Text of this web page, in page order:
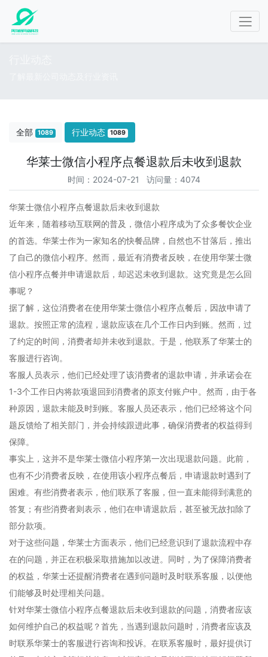
全部 1089 行业动态 1089
华莱士微信小程序点餐退款后未收到退款
时间：2024-07-21 访问量：4074
华莱士微信小程序点餐退款后未收到退款
近年来，随着移动互联网的普及，微信小程序成为了众多餐饮企业
的首选。华莱士作为一家知名的快餐品牌，自然也不甘落后，推出
了自己的微信小程序。然而，最近有消费者反映，在使用华莱士微
信小程序点餐并申请退款后，却迟迟未收到退款。这究竟是怎么回
事呢？
据了解，这位消费者在使用华莱士微信小程序点餐后，因故申请了
退款。按照正常的流程，退款应该在几个工作日内到账。然而，过
了约定的时间，消费者却并未收到退款。于是，他联系了华莱士的
客服进行咨询。
客服人员表示，他们已经处理了该消费者的退款申请，并承诺会在
1-3个工作日内将款项退回到消费者的原支付账户中。然而，由于各
种原因，退款未能及时到账。客服人员还表示，他们已经将这个问
题反馈给了相关部门，并会持续跟进此事，确保消费者的权益得到
保障。
事实上，这并不是华莱士微信小程序第一次出现退款问题。此前，
也有不少消费者反映，在使用该小程序点餐后，申请退款时遇到了
困难。有些消费者表示，他们联系了客服，但一直未能得到满意的
答复；有些消费者则表示，他们在申请退款后，甚至被无故扣除了
部分款项。
对于这些问题，华莱士方面表示，他们已经意识到了退款流程中存
在的问题，并正在积极采取措施加以改进。同时，为了保障消费者
的权益，华莱士还提醒消费者在遇到问题时及时联系客服，以便他
们能够及时处理相关问题。
针对华莱士微信小程序点餐退款后未收到退款的问题，消费者应该
如何维护自己的权益呢？首先，当遇到退款问题时，消费者应该及
时联系华莱士的客服进行咨询和投诉。在联系客服时，最好提供订